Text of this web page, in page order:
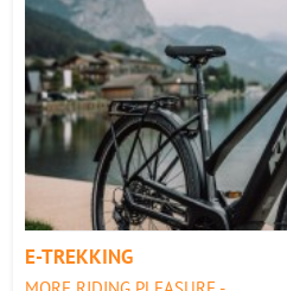
E-TREKKING